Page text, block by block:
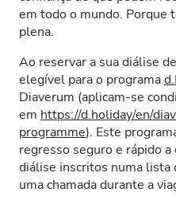
em todo o mundo. Porque
plena.
Ao reservar a sua diálise
elegível para o programa
Diaverum (aplicam-se
em https://d.holiday/en/
programme). Este
regresso seguro e rápido a
diálise inscritos numa lista
uma chamada durante a